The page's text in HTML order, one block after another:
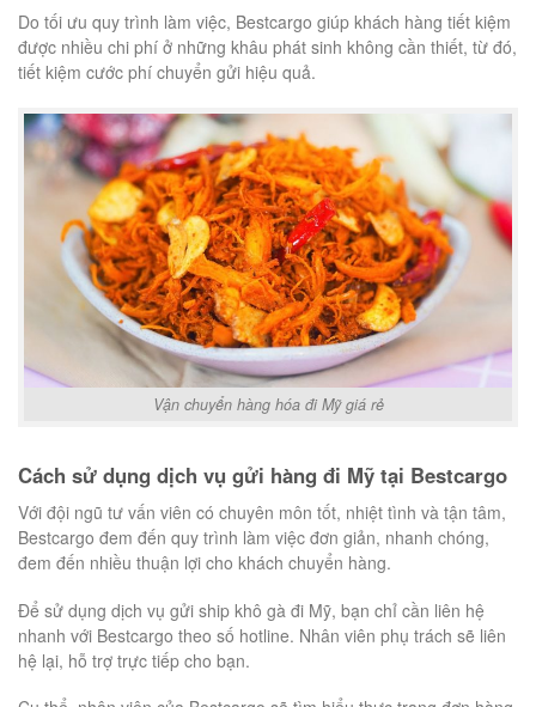
Do tối ưu quy trình làm việc, Bestcargo giúp khách hàng tiết kiệm
được nhiều chi phí ở những khâu phát sinh không cần thiết, từ đó,
tiết kiệm cước phí chuyển gửi hiệu quả.
Vận chuyển hàng hóa đi Mỹ giá rẻ
Cách sử dụng dịch vụ gửi hàng đi Mỹ tại Bestcargo
Với đội ngũ tư vấn viên có chuyên môn tốt, nhiệt tình và tận tâm,
Bestcargo đem đến quy trình làm việc đơn giản, nhanh chóng,
đem đến nhiều thuận lợi cho khách chuyển hàng.
Để sử dụng dịch vụ gửi ship khô gà đi Mỹ, bạn chỉ cần liên hệ
nhanh với Bestcargo theo số hotline. Nhân viên phụ trách sẽ liên
hệ lại, hỗ trợ trực tiếp cho bạn.